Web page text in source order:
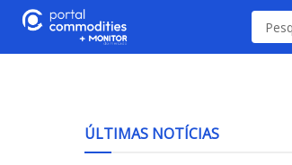
ÚLTIMAS NOTÍCIAS